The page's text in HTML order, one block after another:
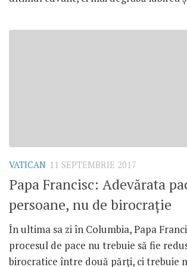
VATICAN 11 SEPTEMBRIE 2017
Papa Francisc: Adevărata
persoane, nu de birocrație
În ultima sa zi în Columbia, Papa
procesul de pace nu trebuie să fie
birocratice între două părți, ci trebuie